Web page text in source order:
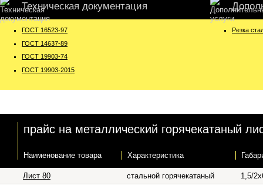
Техническая документация
ГОСТ 16523-97
ГОСТ 14637-89
ГОСТ 19903-74
ГОСТ 19903-2015
Резка
прайс на металлический горячекатаный
Наименование товара Характеристика
Лист 80 стальной горячекатаный 1,5/